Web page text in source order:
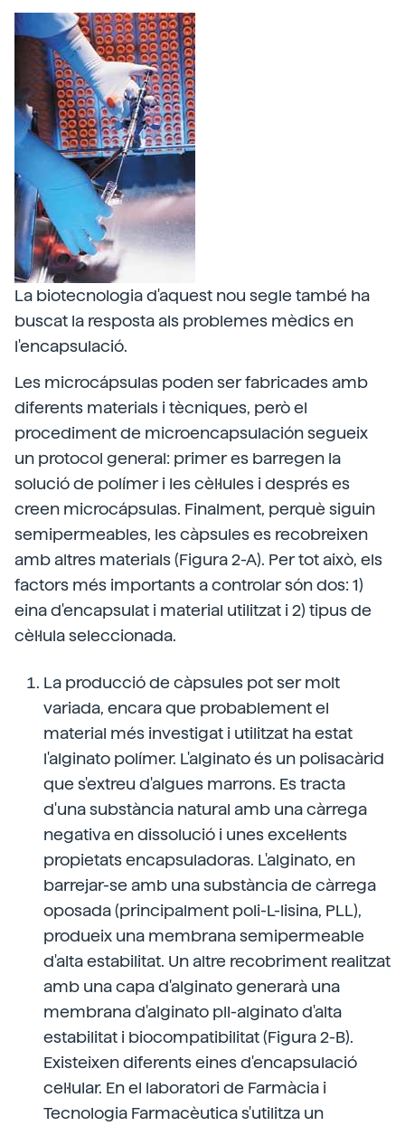
La biotecnologia d'aquest nou segle també ha
buscat la resposta als problemes mèdics en
l'encapsulació.
Les microcápsulas poden ser fabricades amb
diferents materials i tècniques, però el
procediment de microencapsulación segueix
un protocol general: primer es barregen la
solució de polímer i les cèl·lules i després es
creen microcápsulas. Finalment, perquè siguin
semipermeables, les càpsules es recobreixen
amb altres materials (Figura 2-A). Per tot això, els
factors més importants a controlar són dos: 1)
eina d'encapsulat i material utilitzat i 2) tipus de
cèl·lula seleccionada.
La producció de càpsules pot ser molt
variada, encara que probablement el
material més investigat i utilitzat ha estat
l'alginato polímer. L'alginato és un polisacàrid
que s'extreu d'algues marrons. Es tracta
d'una substància natural amb una càrrega
negativa en dissolució i unes excel·lents
propietats encapsuladoras. L'alginato, en
barrejar-se amb una substància de càrrega
oposada (principalment poli-L-lisina, PLL),
produeix una membrana semipermeable
d'alta estabilitat. Un altre recobriment realitzat
amb una capa d'alginato generarà una
membrana d'alginato pll-alginato d'alta
estabilitat i biocompatibilitat (Figura 2-B).
Existeixen diferents eines d'encapsulació
cel·lular. En el laboratori de Farmàcia i
Tecnologia Farmacèutica s'utilitza un